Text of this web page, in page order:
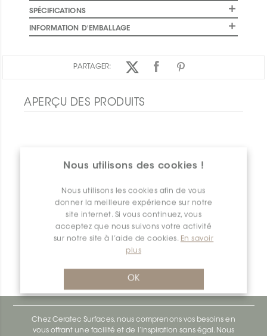
Nous utilisons des cookies !
Nous utilisons les cookies afin de vous
donner la meilleure expérience sur notre
site internet. Si vous continuez, vous
acceptez que nous suivons votre activité
sur notre site à l’aide de cookies. En savoir
plus
OK
SPÉCIFICATIONS
INFORMATION D'EMBALLAGE
PARTAGER:
APERÇU DES PRODUITS
Bara-Rw E90/RW120BW
Chez Ceratec Surfaces, nous comprenons vos besoins en
vous offrant une facilité et de l’inspiration sans égal. Nous